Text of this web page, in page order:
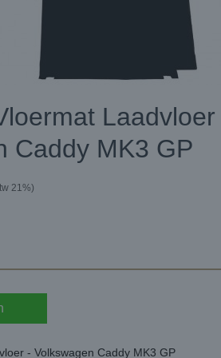
Caddy MK3 GP
21%)
- Volkswagen Caddy MK3 GP